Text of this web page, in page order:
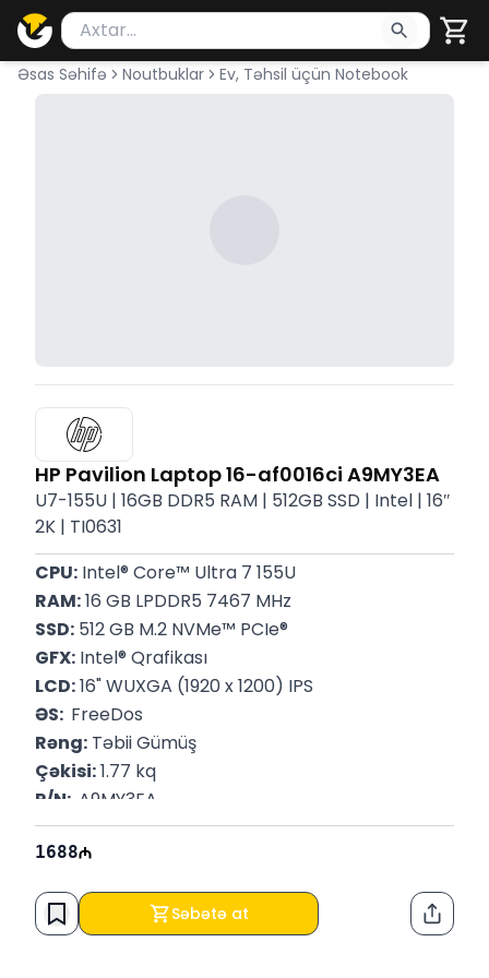
Məhsul axtar
Axtarış üçün ən azı 2 simvol yazın. Göndərmək
Əsas Səhifə Noutbuklar Ev, Təhsil üçün Notebook
HP Pavilion Laptop 16-af0016ci A9MY3EA
U7-155U | 16GB DDR5 RAM | 512GB SSD | Intel | 16″
2K | TI0631
CPU: Intel® Core™ Ultra 7 155U
RAM: 16 GB LPDDR5 7467 MHz
SSD: 512 GB M.2 NVMe™ PCIe®
GFX: Intel® Qrafikası
LCD: 16" WUXGA (1920 x 1200) IPS
ƏS: FreeDos
Rəng: Təbii Gümüş
Çəkisi: 1.77 kq
P/N: A9MY3EA
Zəmanət: 12 Ay
1688
Səbətə at